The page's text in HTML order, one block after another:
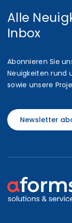
Alle
Inbox
Abonnieren Sie
Neuigkeiten rund
sowie unsere
Newsletter